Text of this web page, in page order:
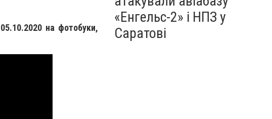
на фотобуки,
«Енгельс-2» і НПЗ у
Саратові